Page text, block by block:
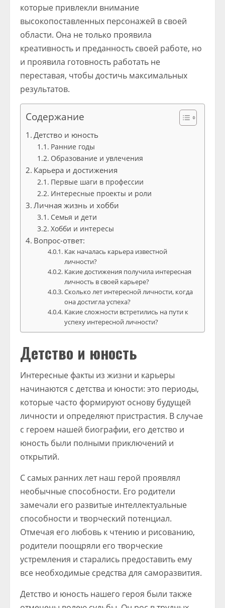
которые привлекли внимание
высокопоставленных персонажей в своей
области. Она не только проявила
креативность и преданность своей работе, но
и проявила готовность работать не
переставая, чтобы достичь максимальных
результатов.
Содержание
Детство и юность
Ранние годы
Образование и увлечения
Карьера и достижения
Первые шаги в профессии
Интересные проекты и роли
Личная жизнь и хобби
Семья и дети
Хобби и интересы
Вопрос-ответ:
Как началась карьера известной
личности?
Какие достижения получила интересная
личность в своей карьере?
Сколько лет интересной личности, когда
она достигла успеха?
Какие сложности встретились на пути к
успеху интересной личности?
Детство и юность
Интересные факты из жизни и карьеры
начинаются с детства и юности: это периоды,
которые часто формируют основу будущей
личности и определяют пристрастия. В случае
с героем нашей биографии, его детство и
юность были полными приключений и
открытий.
С самых ранних лет наш герой проявлял
необычные способности. Его родители
замечали его развитые интеллектуальные
способности и творческий потенциал.
Отмечая его любовь к чтению и рисованию,
родители поощряли его творческие
устремления и старались предоставить ему
все необходимые средства для саморазвития.
Детство и юность нашего героя были также